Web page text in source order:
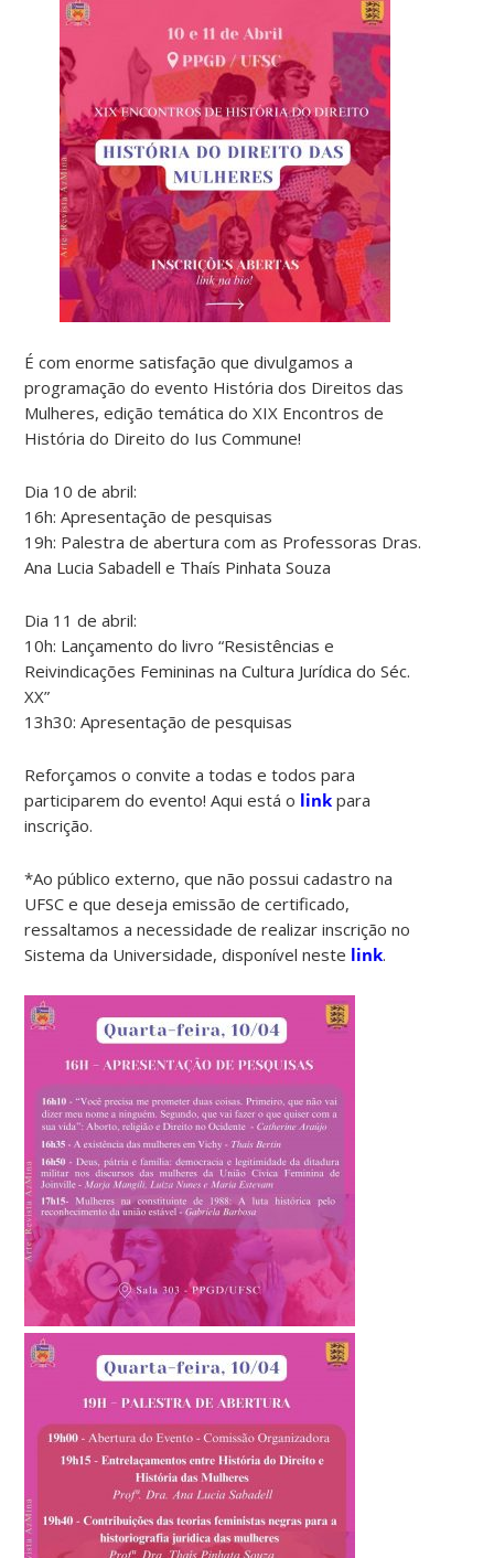
É com enorme satisfação que divulgamos a
programação do evento História dos Direitos das
Mulheres, edição temática do XIX Encontros de
História do Direito do Ius Commune!
Dia 10 de abril:
16h: Apresentação de pesquisas
19h: Palestra de abertura com as Professoras Dras.
Ana Lucia Sabadell e Thaís Pinhata Souza
Dia 11 de abril:
10h: Lançamento do livro “Resistências e
Reivindicações Femininas na Cultura Jurídica do Séc.
XX”
13h30: Apresentação de pesquisas
Reforçamos o convite a todas e todos para
participarem do evento! Aqui está o link para
inscrição.
*Ao público externo, que não possui cadastro na
UFSC e que deseja emissão de certificado,
ressaltamos a necessidade de realizar inscrição no
Sistema da Universidade, disponível neste link.